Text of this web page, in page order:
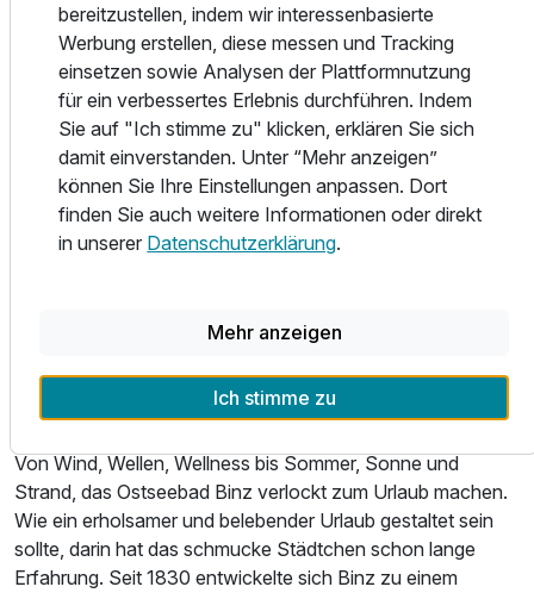
Ausstattung
Zusatznächte
Doppelzimmer Standard Plus
Unsere Zimmer
Die 27 Gästezimmer haben wir mit freundlicher
Behaglichkeit und zeitgemäßem Komfort gestaltet: Alle
sind mit Dusch/Bad, WC, Haartrockner, Telefon, Kabel-TV,
Minibar, Safe und gratis W-LAN ausgestattet.
Zusätzlich bietet Ihnen unser Haus noch folgende
Serviceleistungen: Reichhaltiges, gesundes
Frühstücksbuffet, eine Sonnenterrasse, Kostenfreier
gelegenen, öffentlichen Parkplatz und einen Fahrradshop
in der Nähe. Kleine Haustiere sind bei uns willkommen (auf
Anfrage/ gegen Gebühr).
Von Wind, Wellen, Wellness bis Sommer, Sonne und
Strand, das Ostseebad Binz verlockt zum Urlaub machen.
Wie ein erholsamer und belebender Urlaub gestaltet sein
sollte, darin hat das schmucke Städtchen schon lange
Erfahrung. Seit 1830 entwickelte sich Binz zu einem
bereitzustellen, indem wir interessenbasierte
Werbung erstellen, diese messen und Tracking
einsetzen sowie Analysen der Plattformnutzung
für ein verbessertes Erlebnis durchführen. Indem
Sie auf "Ich stimme zu" klicken, erklären Sie sich
damit einverstanden. Unter “Mehr anzeigen”
können Sie Ihre Einstellungen anpassen. Dort
finden Sie auch weitere Informationen oder direkt
in unserer Datenschutzerklärung.
Mehr anzeigen
Ich stimme zu